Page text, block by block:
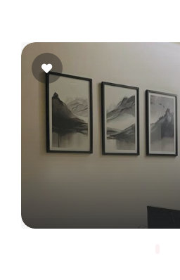
اللحظات دي بتكون جزء مهم من
عفوية وطبيعية.
العريس والعروسة علشان يظهر
بيكون بسيط ومن غير ضغط،
الصور تطلع فيها إحساس وراحة.
اللي بيحتفظ بيها العريس
لأنها من الذكريات اللي بتفضل
ينظم اللقطات بطريقة بسيطة
في نفس الوقت. بالإضافة لكده